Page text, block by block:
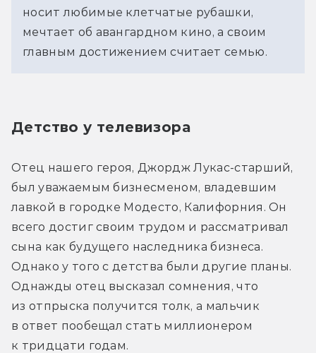
носит любимые клетчатые рубашки,
мечтает об авангардном кино, а своим
главным достижением считает семью.
Детство у телевизора
Отец нашего героя, Джордж Лукас-старший,
был уважаемым бизнесменом, владевшим
лавкой в городке Модесто, Калифорния. Он
всего достиг своим трудом и рассматривал
сына как будущего наследника бизнеса.
Однако у того с детства были другие планы.
Однажды отец высказал сомнения, что
из отпрыска получится толк, а мальчик
в ответ пообещал стать миллионером
к тридцати годам.